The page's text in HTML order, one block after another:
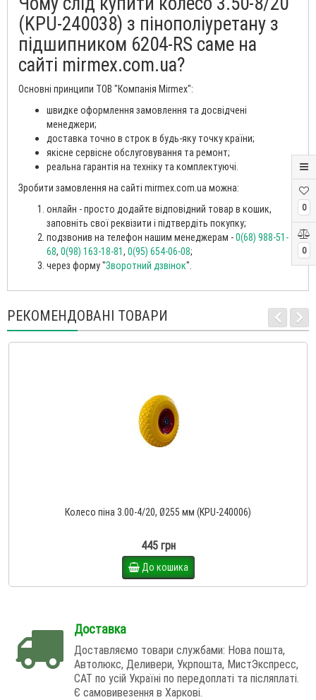
0
0
(KPU-240038) з пінополіуретану з
підшипником 6204-RS саме на
сайті mirmex.com.ua?
Основні принципи ТОВ "Компанія Mirmex":
швидке оформлення замовлення та досвідчені
менеджери;
доставка точно в строк в будь-яку точку країни;
якісне сервісне обслуговування та ремонт;
реальна гарантія на техніку та комплектуючі.
Зробити замовлення на сайті mirmex.com.ua можна:
онлайн - просто додайте відповідний товар в кошик,
заповніть свої реквізити і підтвердіть покупку;
подзвонив на телефон нашим менеджерам -0(68) 988-51-
68, 0(98) 163-18-81, 0(95) 654-06-08;
через форму "Зворотний дзвінок".
РЕКОМЕНДОВАНІ ТОВАРИ
Колесо піна 3.00-4/20, Ø255 мм (KPU-240006)
445 грн
До кошика
Доставка
Доставляємо товари службами: Нова пошта,
Автолюкс, Деливери, Укрпошта, МистЭкспресс,
САТ по усій Україні по передоплаті та післяплаті.
Є самовивезення в Харкові.